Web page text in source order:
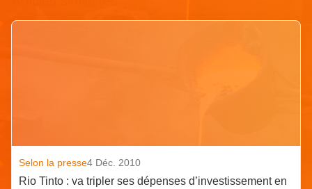
Selon la presse4 Déc. 2010
Rio Tinto : va tripler ses dépenses d’investissement en